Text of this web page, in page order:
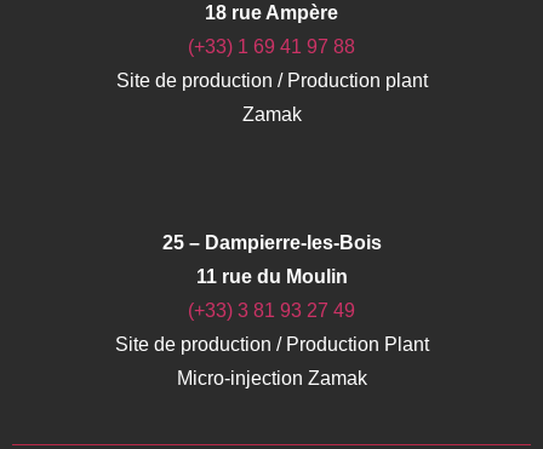
18 rue Ampère
(+33) 1 69 41 97 88
Site de production / Production plant
Zamak
25 – Dampierre-les-Bois
11 rue du Moulin
(+33) 3 81 93 27 49
Site de production / Production Plant
Micro-injection Zamak